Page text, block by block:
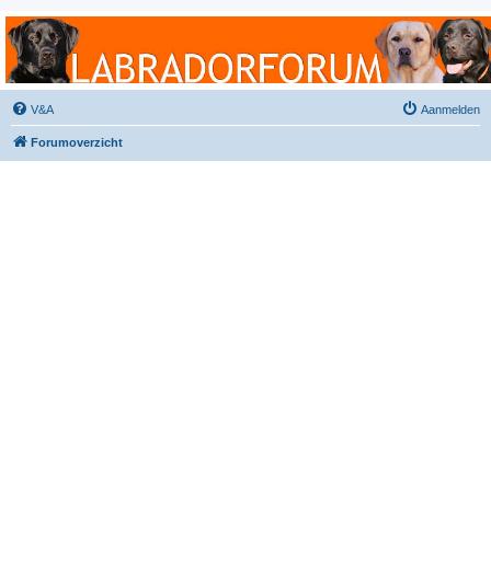
Labradorforum
Het gezelligste Labradorforum van Nederland en België!
V&A Aanmelden
Forumoverzicht